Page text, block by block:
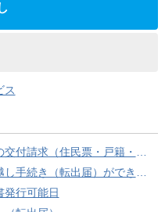
ス
住民票・戸籍・国民年金関係）
続き（転出届）ができます
発行可能日